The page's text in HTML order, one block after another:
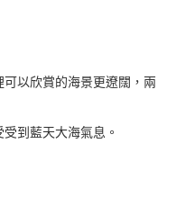
以欣賞的海景更遼闊，兩
到藍天大海氣息。